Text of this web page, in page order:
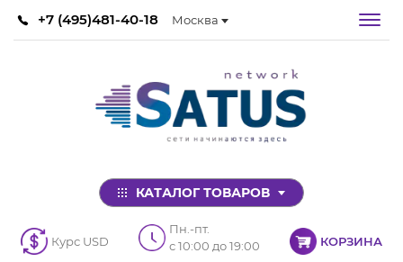
+7 (495)481-40-18 Москва
КАТАЛОГ ТОВАРОВ
Курс USD
Пн.-пт.
с 10:00 до 19:00
КОРЗИНА